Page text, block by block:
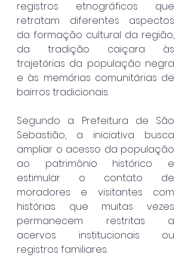
registros etnográficos que
retratam diferentes aspectos
da formação cultural da região,
da tradição caiçara às
trajetórias da população negra
e às memórias comunitárias de
bairros tradicionais.
Segundo a Prefeitura de São
Sebastião, a iniciativa busca
ampliar o acesso da população
ao patrimônio histórico e
estimular o contato de
moradores e visitantes com
histórias que muitas vezes
permanecem restritas a
acervos institucionais ou
registros familiares.